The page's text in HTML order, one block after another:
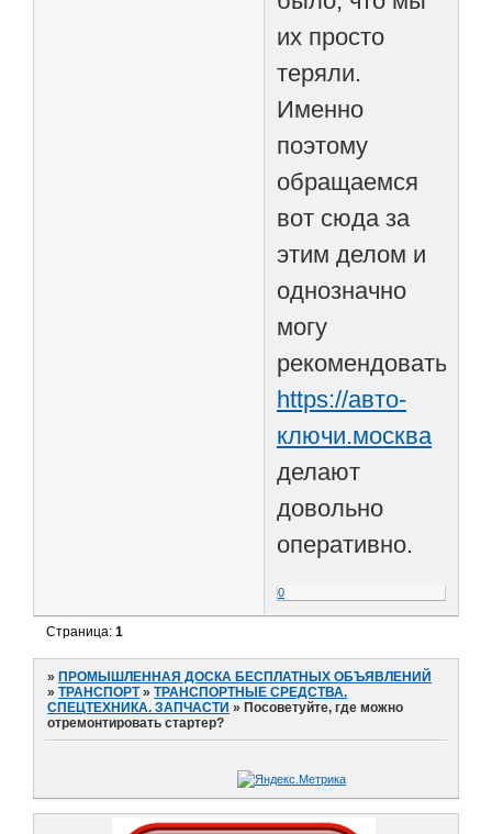
их просто
теряли.
Именно
поэтому
обращаемся
вот сюда за
этим делом и
однозначно
могу
рекомендовать
https://авто-
ключи.москва
делают
довольно
оперативно.
0
Страница:1
» ПРОМЫШЛЕННАЯ ДОСКА БЕСПЛАТНЫХ ОБЪЯВЛЕНИЙ
»ТРАНСПОРТ »ТРАНСПОРТНЫЕ СРЕДСТВА.
СПЕЦТЕХНИКА. ЗАПЧАСТИ » Посоветуйте, где можно
отремонтировать стартер?